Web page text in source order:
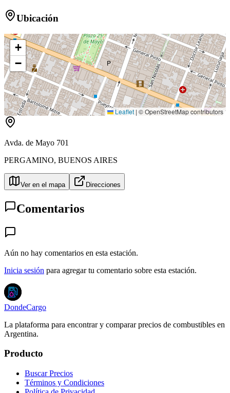
Ubicación
P
+
−
Leaflet | © OpenStreetMap contributors
Avda. de Mayo 701
PERGAMINO, BUENOS AIRES
Ver en el mapa Direcciones
Comentarios
Aún no hay comentarios en esta estación.
Inicia sesión para agregar tu comentario sobre esta estación.
DondeCargo
La plataforma para encontrar y comparar precios de combustibles en
Argentina.
Producto
Buscar Precios
Términos y Condiciones